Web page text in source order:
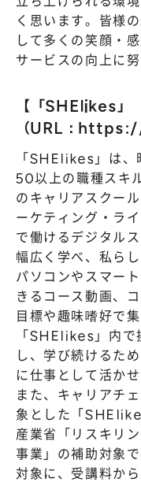
く思います。皆様
して多くの笑顔・
サービスの向上に
【「SHElikes」
（URL：
「SHElikes」は、
50以上の職種スキ
のキャリアスクー
ーケティング・ラ
で働けるデジタル
幅広く学べ、私ら
パソコンやスマー
きるコース動画、
目標や趣味嗜好で
「SHElikes」内で
し、学び続けるた
に仕事として活か
また、キャリアチ
象とした「
産業省「リスキリ
事業」の補助対象
対象に、受講料か